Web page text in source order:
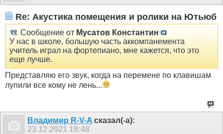
Re: Акустика помещения и ролики на Ютьюб
Сообщение от Мусатов Константин
У нас в школе, большую часть аккомпанемента
учитель играл на фортепиано, мне кажется, что это
еще лучше.
Представляю его звук, когда на перемене по клавишам
лупили все кому не лень...
Владимир R-V-A сказал(-а):
23.12.2021 19:48